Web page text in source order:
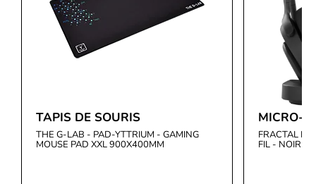
Boutons :6 Boutons
Type de capteur :Optique
TAPIS DE SOURIS
THE G-LAB - PAD-YTTRIUM - GAMING
MOUSE PAD XXL 900X400MM
MICRO-
FRACTAL
FIL - NOIR